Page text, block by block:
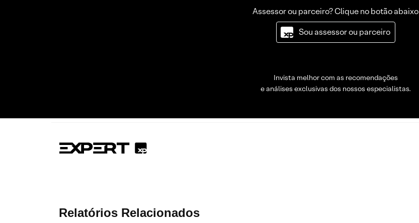
Assessor ou parceiro? Clique no botão abaixo
Sou assessor ou parceiro
Invista melhor com as recomendações
e análises exclusivas dos nossos especialistas.
Relatórios Relacionados